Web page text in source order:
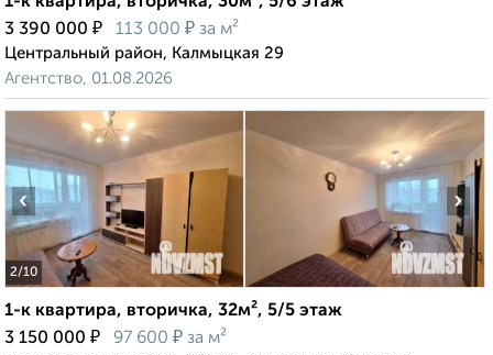
3 390 000 ₽ 113 000 ₽ за м²
Центральный район, Калмыцкая 29
Агентство, 01.08.2026
2/10
‹ ›
1-к квартира, вторичка, 32м², 5/5 этаж
3 150 000 ₽ 97 600 ₽ за м²